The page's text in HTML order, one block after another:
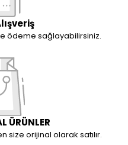
ödeme sağlayabilirsiniz.
ÜRÜNLER
size orijinal olarak satılır.